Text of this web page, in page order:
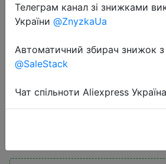
RGB Glow Earphones
Earbuds 5.3 Cat Ear
Sports Headphones
Players Microphone
Телеграм канал зі знижками
України @ZnyzkaUa
Автоматичний збирач знижок
@SaleStack
Чат спільноти Aliexpress Україна